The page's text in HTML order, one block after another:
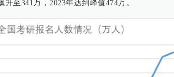
至341万，2023年达到峰值474万。